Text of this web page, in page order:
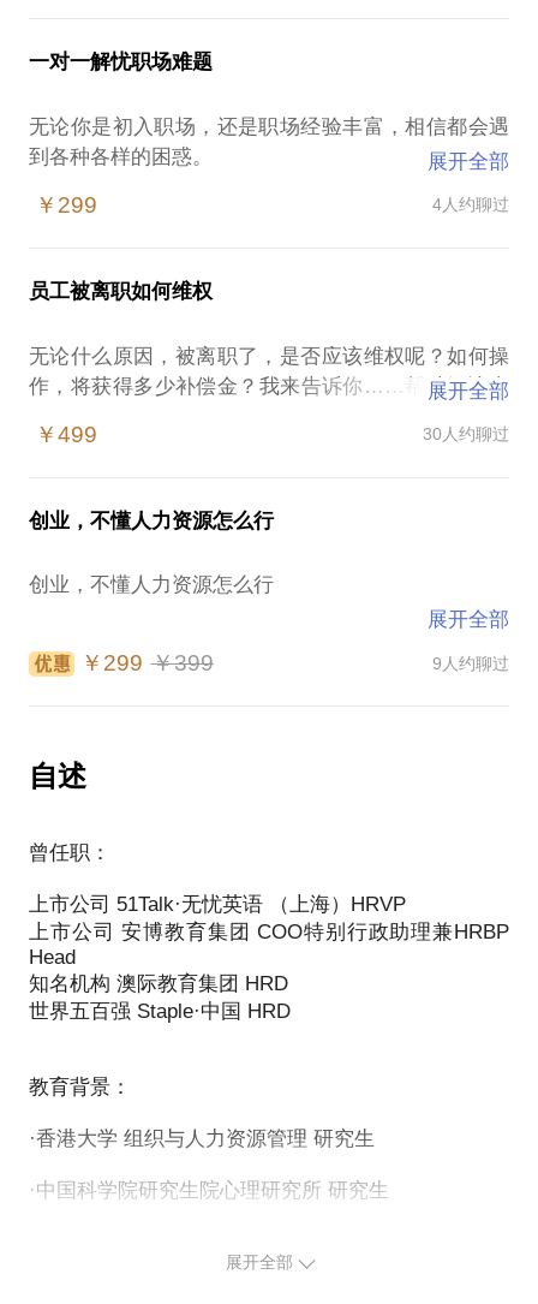
特别说明：通常此类咨询1小时足够帮助您寻找方向，
但如您原因或要求加时，超出时长另算，不足一小时
会觉得委屈，从而造成其他员工的效仿；坚决不接受
来自员工主张的任何补偿，持有爱哪告哪告的心态；
最基本的用工风险防范意识，从聘用的开始就进行有
效防范，你将不再面临以上问题或至少可以帮助你降
低用工风险及经济损失。
地区仲裁开庭，纠纷谈判，解聘面谈经验丰富；相信
险意识；上海、北京两地政策条款模式不同，无论你
在哪个城市，我都将与你分享，有关你所在城市的基
内容，并根据您所遇到的具体问题给予解决方案；但
即599元/小时，不足一小时的，按一小时计算。时间
一对一解忧职场难题
无论你是初入职场，还是职场经验丰富，相信都会遇
到各种各样的困惑。
职场关系紧张
为什么不如我的人频繁晋升/涨薪
如何与同事相处
职场焦虑 在我这里 都会得到答案
你的职场故事与困惑 不妨和我聊一聊
角度会给你解忧各种职场困惑 让你的职场生涯不再困
特别说明：通常此类咨询1小时足够帮助您寻找方向，
但如您原因或要求加时，超出时长另算，不足一小时
展开全部
￥299 4人约聊过
员工被离职如何维权
无论什么原因，被离职了，是否应该维权呢？如何操
作，将获得多少补偿金？我来告诉你……帮助解决当
验不低于100场；相信我的经验，可以帮助到你；
案；如因您的要求或原因超时，无论多少，将按599
展开全部
￥499 30人约聊过
创业，不懂人力资源怎么行
创业，不懂人力资源怎么行
上战略人力资源管理经历，丰富的贴近业务的人力资
供职场/职业心理咨询。
创/微小企业提供战略人力资源管理咨询，解决方案及
她能帮你解决这些问题：
初创型企业如何更好地搭建组织？
初创型企业招聘时会遇到哪些坑？
初创型企业如何让一线Leader成为人员经理？
初创型企业HR的定位与创新？
为什么她能帮你解决这些问题？
提供人力资源业务协作及人力资源战略支持；曾为近
展开全部
￥299 ￥399 9人约聊过
自述
曾任职：
上市公司 51Talk·无忧英语 （上海）HRVP
上市公司 安博教育集团 COO特别行政助理兼HRBP
Head
知名机构 澳际教育集团 HRD
世界五百强 Staple·中国 HRD
教育背景：
·香港大学 组织与人力资源管理 研究生
·中国科学院研究生院心理研究所 研究生
展开全部